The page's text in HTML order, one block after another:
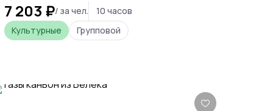
древнейших городах Турции,
познакомиться с укладом жизни и
архитектурой того времени. Прогулка по
сделать красочные фото на память.
7 203 ₽/ за чел.
10 часов
Культурные
Групповой